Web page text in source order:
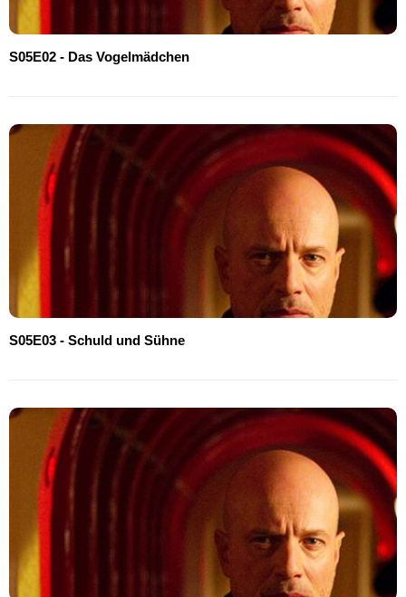
S05E02 - Das Vogelmädchen
S05E03 - Schuld und Sühne